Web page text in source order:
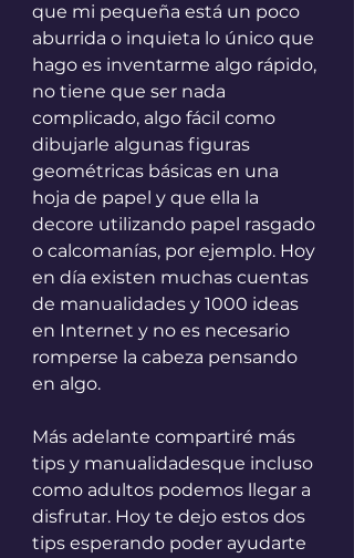
que mi pequeña está un poco
aburrida o inquieta lo único que
hago es inventarme algo rápido,
no tiene que ser nada
complicado, algo fácil como
dibujarle algunas figuras
geométricas básicas en una
hoja de papel y que ella la
decore utilizando papel rasgado
o calcomanías, por ejemplo. Hoy
en día existen muchas cuentas
de manualidades y 1000 ideas
en Internet y no es necesario
romperse la cabeza pensando
en algo.
Más adelante compartiré más
tips y manualidadesque incluso
como adultos podemos llegar a
disfrutar. Hoy te dejo estos dos
tips esperando poder ayudarte